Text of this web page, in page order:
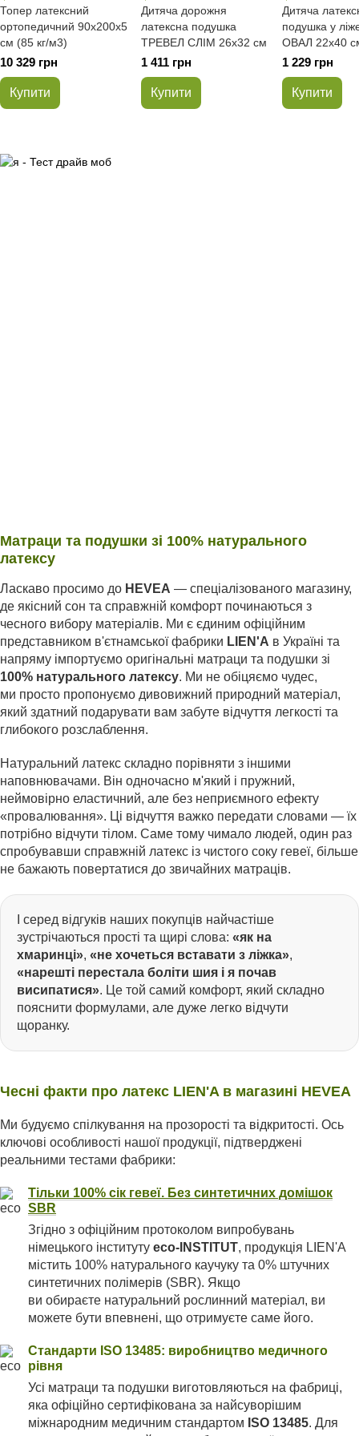
Топер латексний
ортопедичний 90x200x5
см (85 кг/м3)
10 329 грн
Купити
Дитяча дорожня
латексна подушка
ТРЕВЕЛ СЛІМ 26x32 см
1 411 грн
Купити
Дитяча
подушка у
ОВАЛ 22x40
роки)
1 229 грн
Купити
Матраци та подушки зі 100% натурального
латексу
Ласкаво просимо до HEVEA — спеціалізованого магазину,
де якісний сон та справжній комфорт починаються з
чесного вибору матеріалів. Ми є єдиним офіційним
представником в'єтнамської фабрики LIEN'A в Україні та
напряму імпортуємо оригінальні матраци та подушки зі
100% натурального латексу. Ми не обіцяємо чудес,
ми просто пропонуємо дивовижний природний матеріал,
який здатний подарувати вам забуте відчуття легкості та
глибокого розслаблення.
Натуральний латекс складно порівняти з іншими
наповнювачами. Він одночасно м'який і пружний,
неймовірно еластичний, але без неприємного ефекту
«провалювання». Ці відчуття важко передати словами — їх
потрібно відчути тілом. Саме тому чимало людей, один раз
спробувавши справжній латекс із чистого соку гевеї, більше
не бажають повертатися до звичайних матраців.
І серед відгуків наших покупців найчастіше
зустрічаються прості та щирі слова: «як на
хмаринці», «не хочеться вставати з ліжка»,
«нарешті перестала боліти шия і я почав
висипатися». Це той самий комфорт, який складно
пояснити формулами, але дуже легко відчути
щоранку.
Чесні факти про латекс LIEN'A в магазині HEVEA
Ми будуємо спілкування на прозорості та відкритості. Ось
ключові особливості нашої продукції, підтверджені
реальними тестами фабрики:
Тільки 100% сік гевеї. Без синтетичних домішок
SBR
Згідно з офіційним протоколом випробувань
німецького інституту eco-INSTITUT, продукція LIEN'A
містить 100% натурального каучуку та 0% штучних
синтетичних полімерів (SBR). Якщо
ви обираєте натуральний рослинний матеріал, ви
можете бути впевнені, що отримуєте саме його.
Стандарти ISO 13485: виробництво медичного
рівня
Усі матраци та подушки виготовляються на фабриці,
яка офіційно сертифікована за найсуворішим
міжнародним медичним стандартом ISO 13485. Для